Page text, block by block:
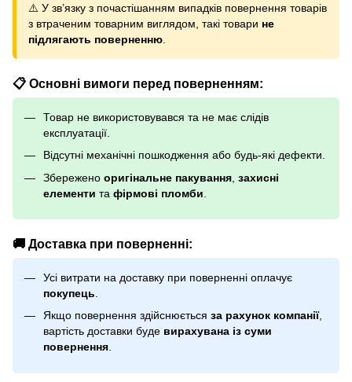
⚠️ У зв’язку з почастішанням випадків повернення товарів
з втраченим товарним виглядом, такі товари не
підлягають поверненню
📋 Основні вимоги перед поверненням:
Товар не використовувався та не має слідів
експлуатації.
Відсутні механічні пошкодження або будь-які дефекти.
Збережено оригінальне пакування захисні
елементи та фірмові пломби
🚚 Доставка при поверненні:
Усі витрати на доставку при поверненні оплачує
покупець
Якщо повернення здійснюється за рахунок компанії,
вартість доставки буде вирахувана із суми
повернення.